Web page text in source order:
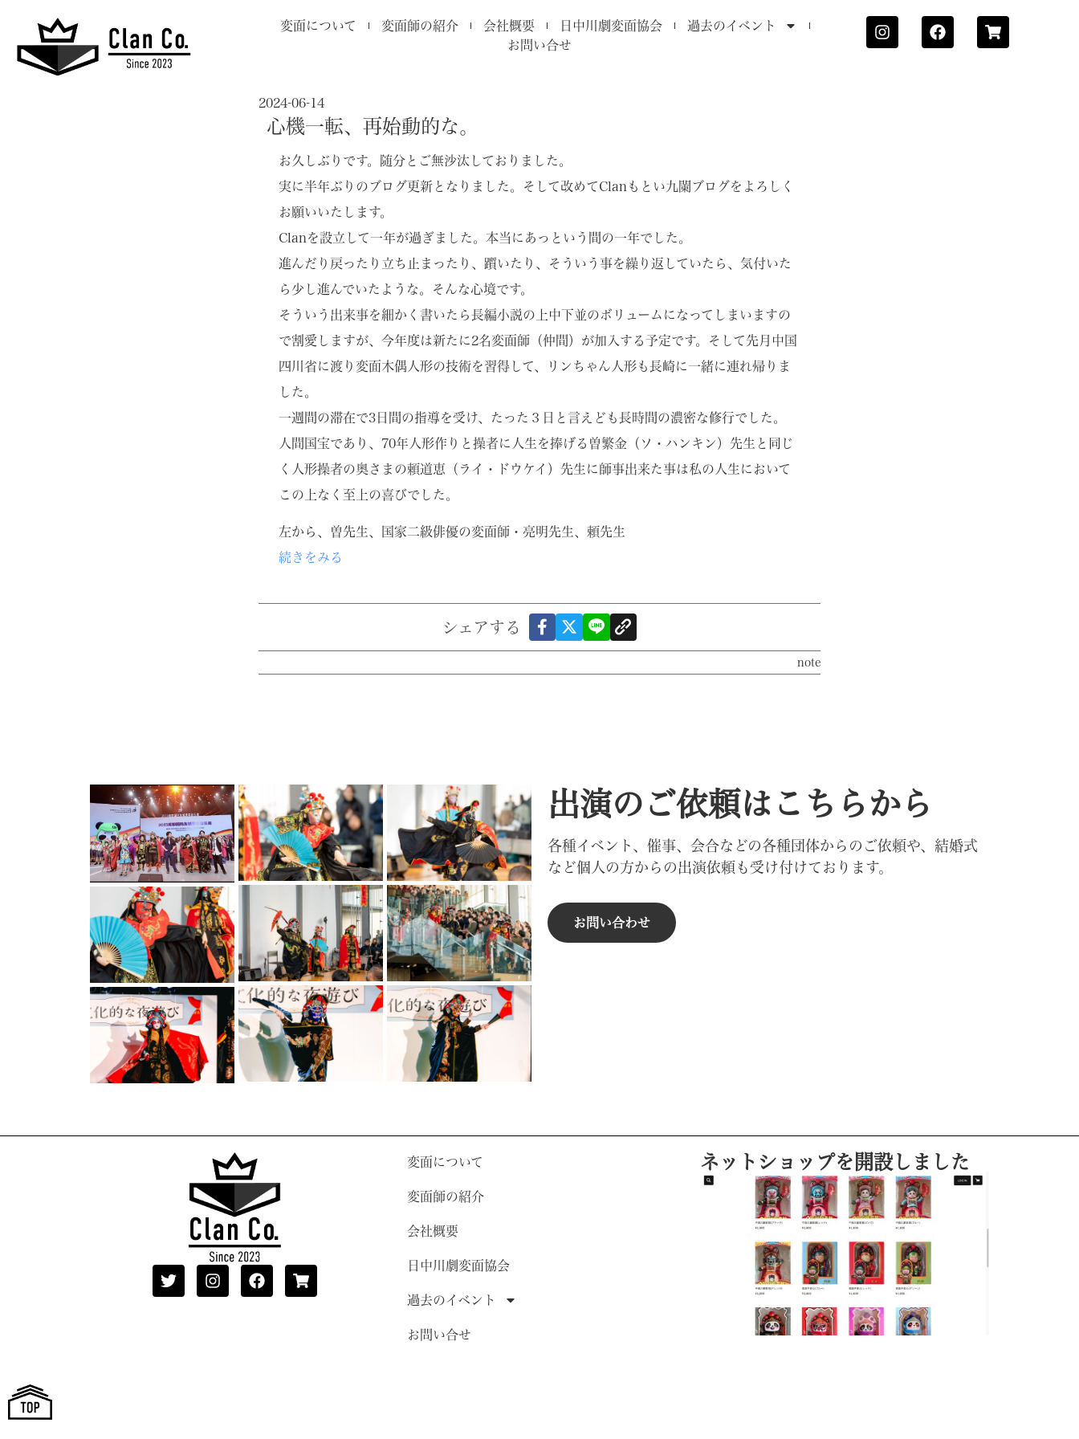
変面について 変面師の紹介 会社概要 日中川劇変面協会
過去のイベント
お問い合せ
2024-06-14
心機一転、再始動的な。
お久しぶりです。随分とご無沙汰しておりました。
実に半年ぶりのブログ更新となりました。そして改めてClanもとい九闌ブログをよろしく
お願いいたします。
Clanを設立して一年が過ぎました。本当にあっという間の一年でした。
進んだり戻ったり立ち止まったり、躓いたり、そういう事を繰り返していたら、気付いた
ら少し進んでいたような。そんな心境です。
そういう出来事を細かく書いたら長編小説の上中下並のボリュームになってしまいますの
で割愛しますが、今年度は新たに2名変面師（仲間）が加入する予定です。そして先月中国
四川省に渡り変面木偶人形の技術を習得して、リンちゃん人形も長崎に一緒に連れ帰りま
した。
一週間の滞在で3日間の指導を受け、たった３日と言えども長時間の濃密な修行でした。
人間国宝であり、70年人形作りと操者に人生を捧げる曽繁金（ソ・ハンキン）先生と同じ
く人形操者の奥さまの頼道恵（ライ・ドウケイ）先生に師事出来た事は私の人生において
この上なく至上の喜びでした。
左から、曽先生、国家二級俳優の変面師・亮明先生、頼先生
続きをみる
シェアする
note
出演のご依頼はこちらから
各種イベント、催事、会合などの各種団体からのご依頼や、結婚式
など個人の方からの出演依頼も受け付けております。
お問い合わせ
変面について
変面師の紹介
会社概要
日中川劇変面協会
過去のイベント
お問い合せ
ネットショップを開設しました